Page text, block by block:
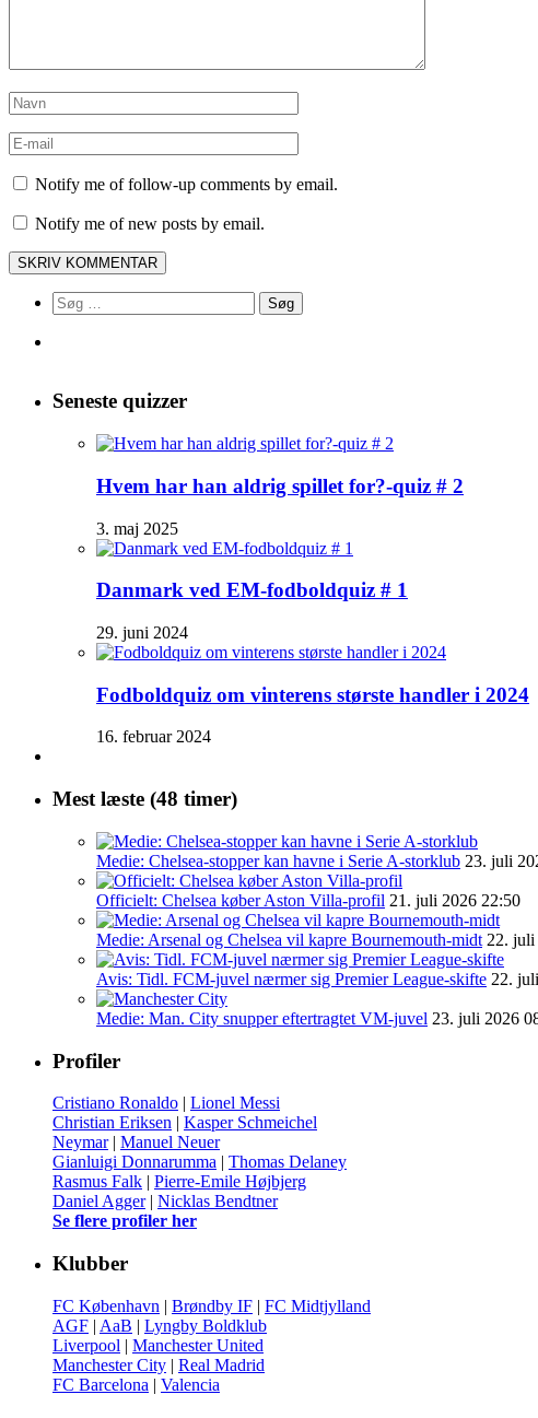
Notify me of follow-up comments by email.
Notify me of new posts by email.
Søg
efter:
Seneste quizzer
Hvem har han aldrig spillet for?-quiz # 2
3. maj 2025
Danmark ved EM-fodboldquiz # 1
29. juni 2024
Fodboldquiz om vinterens største handler i 2024
16. februar 2024
Mest læste (48 timer)
Medie: Chelsea-stopper kan havne i Serie A-storklub 23. juli
Officielt: Chelsea køber Aston Villa-profil 21. juli 2026 22:50
Medie: Arsenal og Chelsea vil kapre Bournemouth-midt 22. juli
Avis: Tidl. FCM-juvel nærmer sig Premier League-skifte 22.
Medie: Man. City snupper eftertragtet VM-juvel 23. juli 2026
Profiler
Cristiano Ronaldo | Lionel Messi
Christian Eriksen | Kasper Schmeichel
Neymar| Manuel Neuer
Gianluigi Donnarumma | Thomas Delaney
Rasmus Falk | Pierre-Emile Højbjerg
Daniel Agger| Nicklas Bendtner
Se flere profiler her
Klubber
FC København | Brøndby IF | FC Midtjylland
AGF | AaB | Lyngby Boldklub
Liverpool | Manchester United
Manchester City | Real Madrid
FC Barcelona | Valencia